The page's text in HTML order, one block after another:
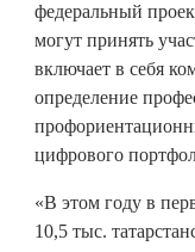
федеральный
могут принять
включает в себя
определение
цифрового
«В этом году в
10,5 тыс.